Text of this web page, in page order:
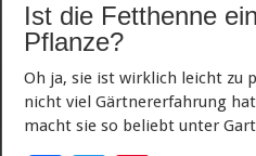
Ist die Fetthenne
Pflanze?
Oh ja, sie ist wirklich leicht zu
nicht viel Gärtnererfahrung
macht sie so beliebt unter